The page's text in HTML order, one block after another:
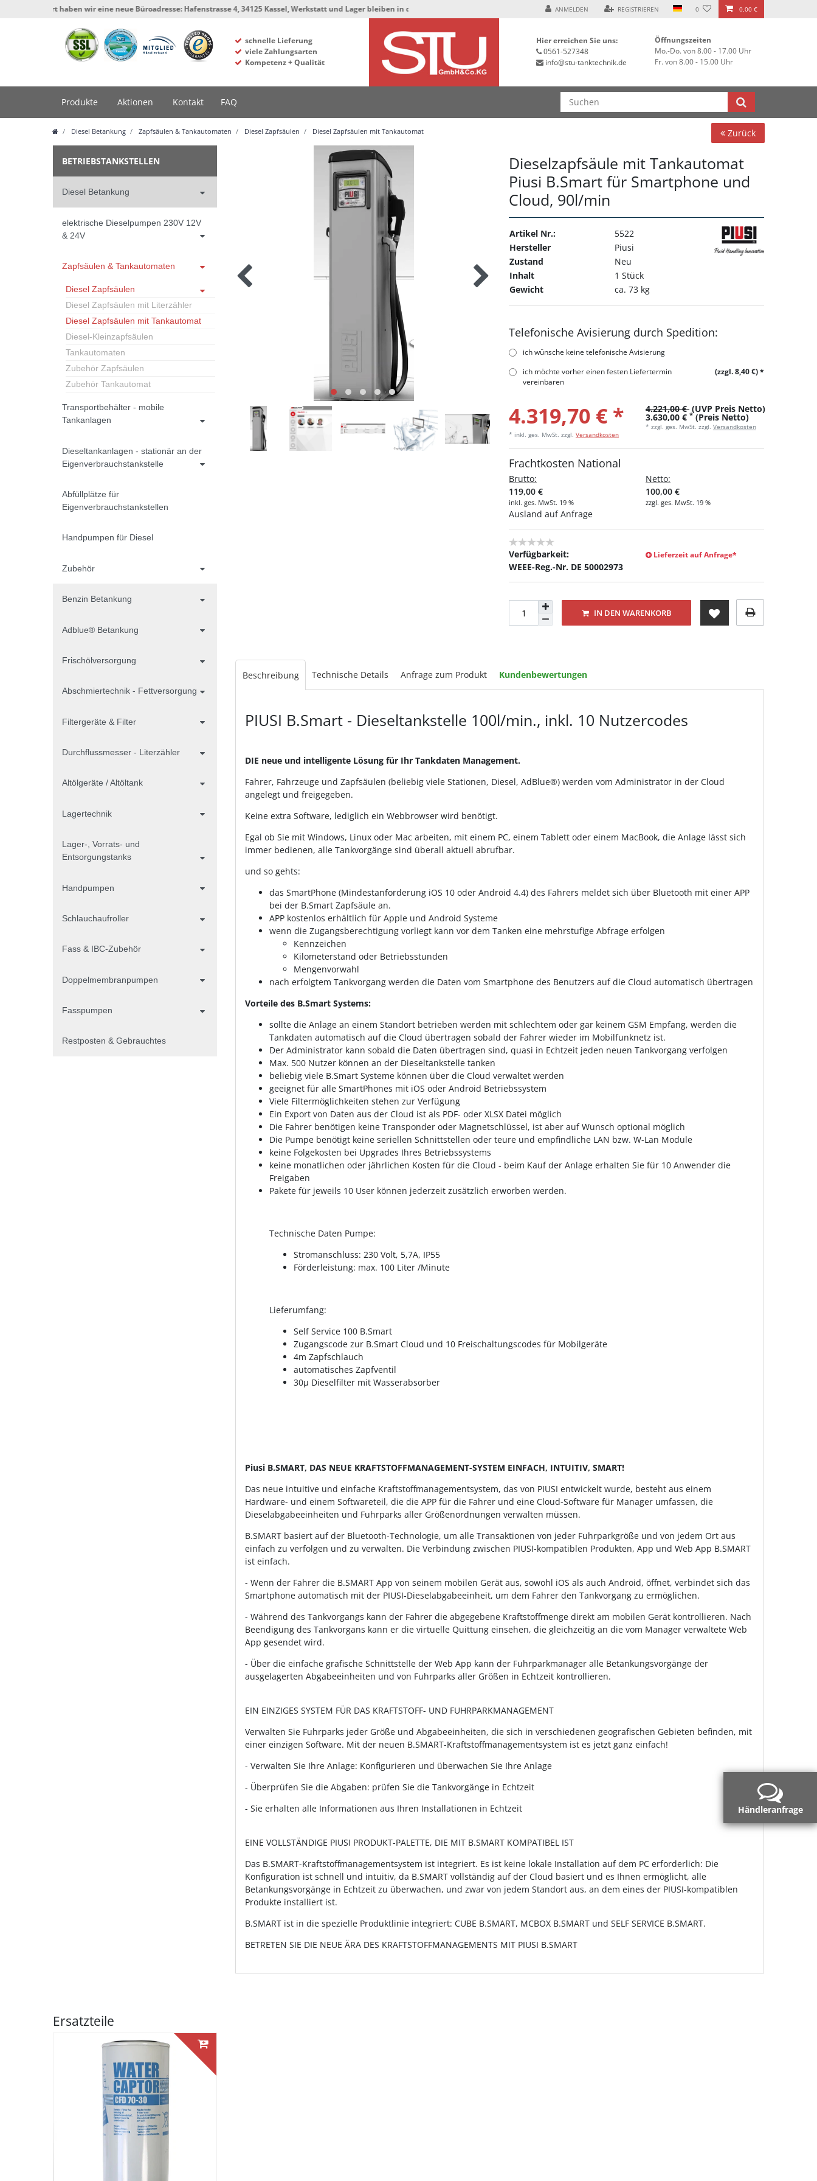
wir eine neue Büroadresse: Hafenstrasse 4, 34125 Kassel, Werkstatt und Lager bleiben in der Hafenstrasse 76, 34125 Kassel *** ANMELDEN REGISTRIEREN 0 0,00 €
schnelle Lieferung
viele Zahlungsarten
Kompetenz + Qualität
Hier erreichen Sie uns:
0561-527348
info@stu-tanktechnik.de
Öffnungszeiten
Mo.-Do. von 8.00 - 17.00 Uhr
Fr. von 8.00 - 15.00 Uhr
Händleranfrage
Produkte Aktionen Kontakt FAQ
Diesel Betankung Zapfsäulen & Tankautomaten Diesel Zapfsäulen Diesel Zapfsäulen mit Tankautomat Zurück
BETRIEBSTANKSTELLEN
Diesel Betankung
elektrische Dieselpumpen 230V 12V
& 24V
Zapfsäulen & Tankautomaten
Diesel Zapfsäulen
Diesel Zapfsäulen mit Literzähler
Diesel Zapfsäulen mit Tankautomat
Diesel-Kleinzapfsäulen
Tankautomaten
Zubehör Zapfsäulen
Zubehör Tankautomat
Transportbehälter - mobile
Tankanlagen
Dieseltankanlagen - stationär an der
Eigenverbrauchstankstelle
Abfüllplätze für
Eigenverbrauchstankstellen
Handpumpen für Diesel
Zubehör
Benzin Betankung
Adblue® Betankung
Frischölversorgung
Abschmiertechnik - Fettversorgung
Filtergeräte & Filter
Durchflussmesser - Literzähler
Altölgeräte / Altöltank
Lagertechnik
Lager-, Vorrats- und
Entsorgungstanks
Handpumpen
Schlauchaufroller
Fass & IBC-Zubehör
Doppelmembranpumpen
Fasspumpen
Restposten & Gebrauchtes
Dieselzapfsäule mit Tankautomat
Piusi B.Smart für Smartphone und
Cloud, 90l/min
Artikel Nr.:
5522
Hersteller
Piusi
Zustand
Neu
Inhalt
1 Stück
Gewicht
ca. 73 kg
Telefonische Avisierung durch Spedition:
ich wünsche keine telefonische Avisierung
ich möchte vorher einen festen Liefertermin
vereinbaren
(zzgl. 8,40 €)*
4.319,70 € *
* inkl. ges. MwSt. zzgl. Versandkosten
4.221,00 € (UVP Preis Netto)
3.630,00 € * (Preis Netto)
* zzgl. ges. MwSt. zzgl. Versandkosten
Frachtkosten National
Brutto:
119,00 €
inkl. ges. MwSt. 19 %
Netto:
100,00 €
zzgl. ges. MwSt. 19 %
Ausland auf Anfrage
Verfügbarkeit: Lieferzeit auf Anfrage*
WEEE-Reg.-Nr. DE 50002973
IN DEN WARENKORB
Beschreibung Technische Details Anfrage zum Produkt Kundenbewertungen
PIUSI B.Smart - Dieseltankstelle 100l/min., inkl. 10 Nutzercodes
DIE neue und intelligente Lösung für Ihr Tankdaten Management.
Fahrer, Fahrzeuge und Zapfsäulen (beliebig viele Stationen, Diesel, AdBlue®) werden vom Administrator in der Cloud
angelegt und freigegeben.
Keine extra Software, lediglich ein Webbrowser wird benötigt.
Egal ob Sie mit Windows, Linux oder Mac arbeiten, mit einem PC, einem Tablett oder einem MacBook, die Anlage lässt sich
immer bedienen, alle Tankvorgänge sind überall aktuell abrufbar.
und so gehts:
das SmartPhone (Mindestanforderung iOS 10 oder Android 4.4) des Fahrers meldet sich über Bluetooth mit einer APP
bei der B.Smart Zapfsäule an.
APP kostenlos erhältlich für Apple und Android Systeme
wenn die Zugangsberechtigung vorliegt kann vor dem Tanken eine mehrstufige Abfrage erfolgen
Kennzeichen
Kilometerstand oder Betriebsstunden
Mengenvorwahl
nach erfolgtem Tankvorgang werden die Daten vom Smartphone des Benutzers auf die Cloud automatisch übertragen
Vorteile des B.Smart Systems:
sollte die Anlage an einem Standort betrieben werden mit schlechtem oder gar keinem GSM Empfang, werden die
Tankdaten automatisch auf die Cloud übertragen sobald der Fahrer wieder im Mobilfunknetz ist.
Der Administrator kann sobald die Daten übertragen sind, quasi in Echtzeit jeden neuen Tankvorgang verfolgen
Max. 500 Nutzer können an der Dieseltankstelle tanken
beliebig viele B.Smart Systeme können über die Cloud verwaltet werden
geeignet für alle SmartPhones mit iOS oder Android Betriebssystem
Viele Filtermöglichkeiten stehen zur Verfügung
Ein Export von Daten aus der Cloud ist als PDF- oder XLSX Datei möglich
Die Fahrer benötigen keine Transponder oder Magnetschlüssel, ist aber auf Wunsch optional möglich
Die Pumpe benötigt keine seriellen Schnittstellen oder teure und empfindliche LAN bzw. W-Lan Module
keine Folgekosten bei Upgrades Ihres Betriebssystems
keine monatlichen oder jährlichen Kosten für die Cloud - beim Kauf der Anlage erhalten Sie für 10 Anwender die
Freigaben
Pakete für jeweils 10 User können jederzeit zusätzlich erworben werden.
Technische Daten Pumpe:
Stromanschluss: 230 Volt, 5,7A, IP55
Förderleistung: max. 100 Liter /Minute
Lieferumfang:
Self Service 100 B.Smart
Zugangscode zur B.Smart Cloud und 10 Freischaltungscodes für Mobilgeräte
4m Zapfschlauch
automatisches Zapfventil
30µ Dieselfilter mit Wasserabsorber
Piusi B.SMART, DAS NEUE KRAFTSTOFFMANAGEMENT-SYSTEM EINFACH, INTUITIV, SMART!
Das neue intuitive und einfache Kraftstoffmanagementsystem, das von PIUSI entwickelt wurde, besteht aus einem
Hardware- und einem Softwareteil, die die APP für die Fahrer und eine Cloud-Software für Manager umfassen, die
Dieselabgabeeinheiten und Fuhrparks aller Größenordnungen verwalten müssen.
B.SMART basiert auf der Bluetooth-Technologie, um alle Transaktionen von jeder Fuhrparkgröße und von jedem Ort aus
einfach zu verfolgen und zu verwalten. Die Verbindung zwischen PIUSI-kompatiblen Produkten, App und Web App B.SMART
ist einfach.
- Wenn der Fahrer die B.SMART App von seinem mobilen Gerät aus, sowohl iOS als auch Android, öffnet, verbindet sich das
Smartphone automatisch mit der PIUSI-Dieselabgabeeinheit, um dem Fahrer den Tankvorgang zu ermöglichen.
- Während des Tankvorgangs kann der Fahrer die abgegebene Kraftstoffmenge direkt am mobilen Gerät kontrollieren. Nach
Beendigung des Tankvorgans kann er die virtuelle Quittung einsehen, die gleichzeitig an die vom Manager verwaltete Web
App gesendet wird.
- Über die einfache grafische Schnittstelle der Web App kann der Fuhrparkmanager alle Betankungsvorgänge der
ausgelagerten Abgabeeinheiten und von Fuhrparks aller Größen in Echtzeit kontrollieren.
EIN EINZIGES SYSTEM FÜR DAS KRAFTSTOFF- UND FUHRPARKMANAGEMENT
Verwalten Sie Fuhrparks jeder Größe und Abgabeeinheiten, die sich in verschiedenen geografischen Gebieten befinden, mit
einer einzigen Software. Mit der neuen B.SMART-Kraftstoffmanagementsystem ist es jetzt ganz einfach!
- Verwalten Sie Ihre Anlage: Konfigurieren und überwachen Sie Ihre Anlage
- Überprüfen Sie die Abgaben: prüfen Sie die Tankvorgänge in Echtzeit
- Sie erhalten alle Informationen aus Ihren Installationen in Echtzeit
EINE VOLLSTÄNDIGE PIUSI PRODUKT-PALETTE, DIE MIT B.SMART KOMPATIBEL IST
Das B.SMART-Kraftstoffmanagementsystem ist integriert. Es ist keine lokale Installation auf dem PC erforderlich: Die
Konfiguration ist schnell und intuitiv, da B.SMART vollständig auf der Cloud basiert und es Ihnen ermöglicht, alle
Betankungsvorgänge in Echtzeit zu überwachen, und zwar von jedem Standort aus, an dem eines der PIUSI-kompatiblen
Produkte installiert ist.
B.SMART ist in die spezielle Produktlinie integriert: CUBE B.SMART, MCBOX B.SMART und SELF SERVICE B.SMART.
BETRETEN SIE DIE NEUE ÄRA DES KRAFTSTOFFMANAGEMENTS MIT PIUSI B.SMART
Ersatzteile